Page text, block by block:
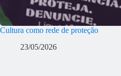
Cultura como rede de proteção
23/05/2026